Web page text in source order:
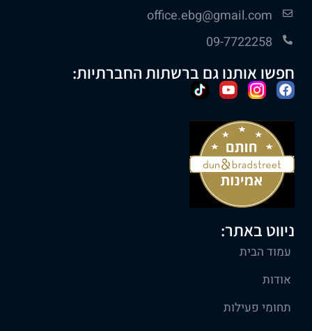
office.ebg@gmail.com
09-7722258
חפשו אותנו גם ברשתות החברתיות:
ניווט באתר:
עמוד הבית
אודות
תחומי פעילות